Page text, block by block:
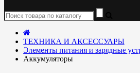
ТЕХНИКА И АКСЕССУАРЫ
Элементы питания и зарядные
Аккумуляторы